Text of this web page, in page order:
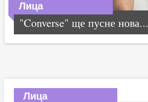
Лица
"Converse" ще пусне нова...
Лица